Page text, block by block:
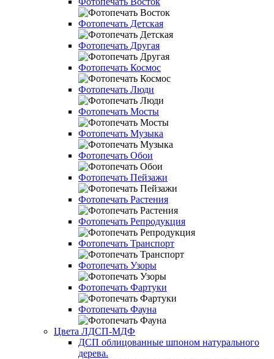
Фотопечать Детская
Фотопечать Другая
Фотопечать Космос
Фотопечать Люди
Фотопечать Мосты
Фотопечать Музыка
Фотопечать Обои
Фотопечать Пейзажи
Фотопечать Растения
Фотопечать Репродукция
Фотопечать Транспорт
Фотопечать Узоры
Фотопечать Фартуки
Фотопечать Фауна
Цвета ЛДСП-МДФ
ДСП облицованные шпоном натурального
дерева.